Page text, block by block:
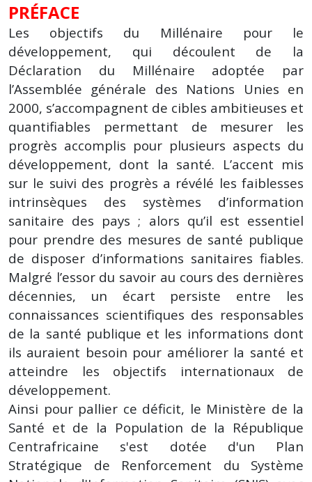
PRÉFACE
Les objectifs du Millénaire pour le
développement, qui découlent de la
Déclaration du Millénaire adoptée par
l’Assemblée générale des Nations Unies en
2000, s’accompagnent de cibles ambitieuses et
quantifiables permettant de mesurer les
progrès accomplis pour plusieurs aspects du
développement, dont la santé. L’accent mis
sur le suivi des progrès a révélé les faiblesses
intrinsèques des systèmes d’information
sanitaire des pays ; alors qu’il est essentiel
pour prendre des mesures de santé publique
de disposer d’informations sanitaires fiables.
Malgré l’essor du savoir au cours des dernières
décennies, un écart persiste entre les
connaissances scientifiques des responsables
de la santé publique et les informations dont
ils auraient besoin pour améliorer la santé et
atteindre les objectifs internationaux de
développement.
Ainsi pour pallier ce déficit, le Ministère de la
Santé et de la Population de la République
Centrafricaine s'est dotée d'un Plan
Stratégique de Renforcement du Système